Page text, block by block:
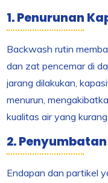
1. Penurunan
Backwash rutin
dan zat pencemar di
jarang dilakukan,
menurun,
kualitas air yang
2.
Endapan dan partikel